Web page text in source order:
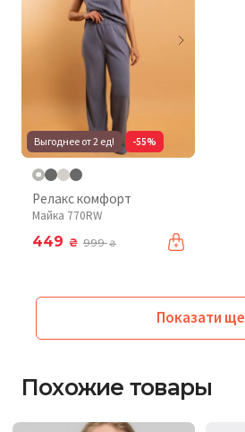
Выгоднее от 2 ед! -55%
Релакс комфорт
Майка 770RW
449 ₴ 999₴
Показати ще
Похожие товары